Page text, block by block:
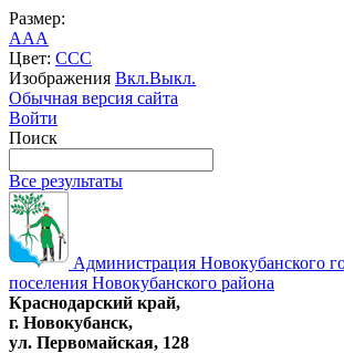
Размер:
AAA
Цвет: CCC
Изображения Вкл.Выкл.
Обычная версия сайта
Войти
Поиск
Все результаты
Администрация Новокубанского
поселения Новокубанского района
Краснодарский край,
г. Новокубанск,
ул. Первомайская, 128